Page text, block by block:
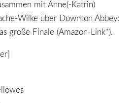
mit Anne(-Katrin)
Wilke über Downton Abbey:
große Finale (Amazon-Link*).